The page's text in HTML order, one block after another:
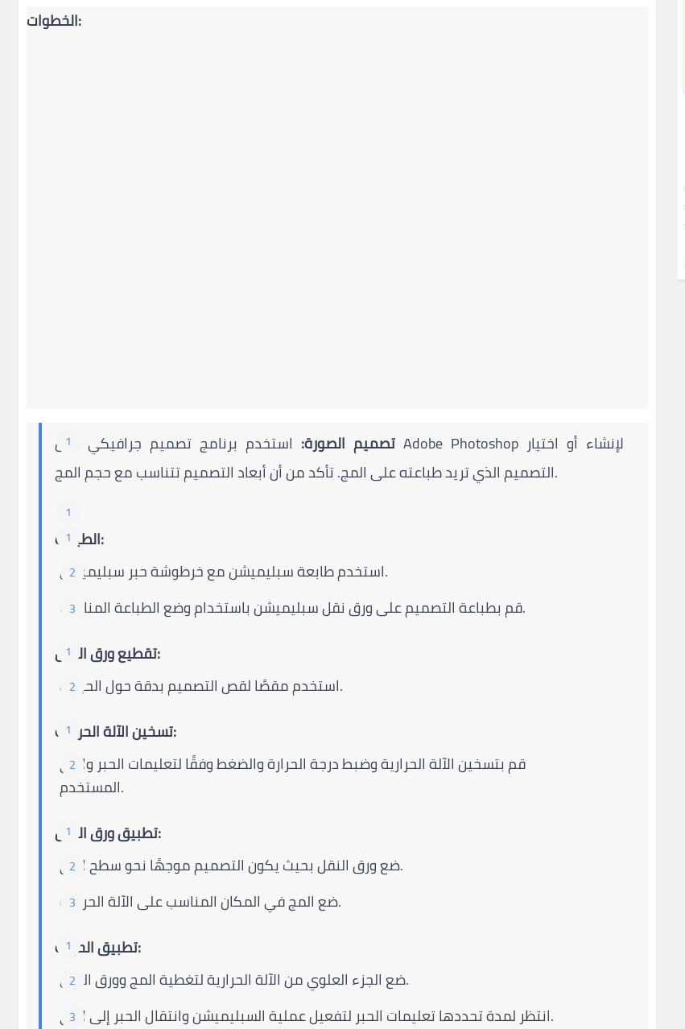
الخطوات:
تصميم الصورة: استخدم برنامج تصميم جرافيكي مثل Adobe Photoshop لإنشاء أو اختيار
التصميم الذي تريد طباعته على المج. تأكد من أن أبعاد التصميم تتناسب مع حجم المج.
الطباعة:
استخدم طابعة سبليميشن مع خرطوشة حبر سبليميشن.
قم بطباعة التصميم على ورق نقل سبليميشن باستخدام وضع الطباعة المناسب.
تقطيع ورق النقل:
استخدم مقصًا لقص التصميم بدقة حول الحواف.
تسخين الآلة الحرارية:
قم بتسخين الآلة الحرارية وضبط درجة الحرارة والضغط وفقًا لتعليمات الحبر والمج
المستخدم.
تطبيق ورق النقل:
ضع ورق النقل بحيث يكون التصميم موجهًا نحو سطح المج.
ضع المج في المكان المناسب على الآلة الحرارية.
تطبيق الحرارة:
ضع الجزء العلوي من الآلة الحرارية لتغطية المج وورق النقل.
انتظر لمدة تحددها تعليمات الحبر لتفعيل عملية السبليميشن وانتقال الحبر إلى المج.